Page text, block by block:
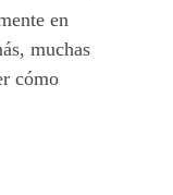
en
muchas
cómo